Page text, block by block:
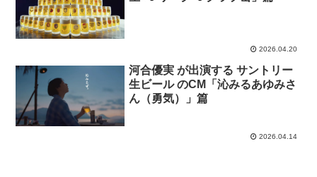
2026.04.20
河合優実 が出演する サントリー
生ビール のCM「沁みるあゆみさ
ん（勇気）」篇
2026.04.14